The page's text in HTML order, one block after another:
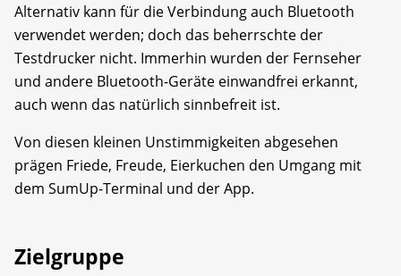
Alternativ kann für die Verbindung auch Bluetooth
verwendet werden; doch das beherrschte der
Testdrucker nicht. Immerhin wurden der Fernseher
und andere Bluetooth-Geräte einwandfrei erkannt,
auch wenn das natürlich sinnbefreit ist.
Von diesen kleinen Unstimmigkeiten abgesehen
prägen Friede, Freude, Eierkuchen den Umgang mit
dem SumUp-Terminal und der App.
Zielgruppe